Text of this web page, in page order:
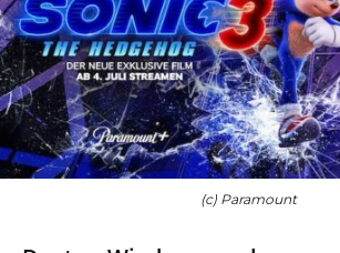
(c) Paramount